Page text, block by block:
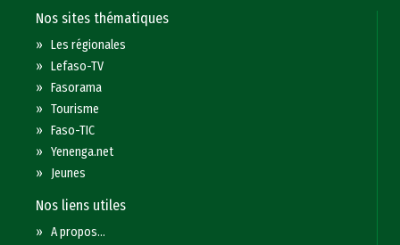
Nos sites thématiques
»Les régionales
»Lefaso-TV
»Fasorama
»Tourisme
»Faso-TIC
»Yenenga.net
» Jeunes
Nos liens utiles
»A propos...